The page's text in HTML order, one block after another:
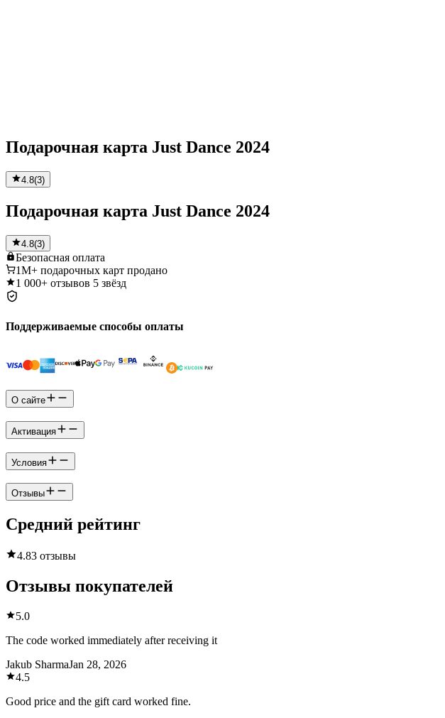
Подарочная карта Just Dance 2024
4.8(3)
Подарочная карта Just Dance 2024
4.8(3)
Безопасная оплата
1M+ подарочных карт продано
1 000+ отзывов 5 звёзд
Поддерживаемые способы оплаты
О сайте
Активация
Условия
Отзывы
Средний рейтинг
4.83 отзывы
Отзывы покупателей
5.0
The code worked immediately after receiving it
Jakub SharmaJan 28, 2026
4.5
Good price and the gift card worked fine.